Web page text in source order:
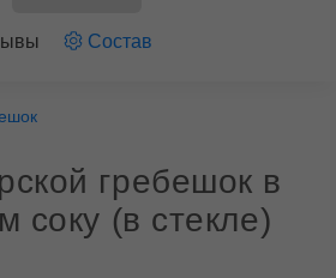
Состав
гребешок в
соку (в стекле)